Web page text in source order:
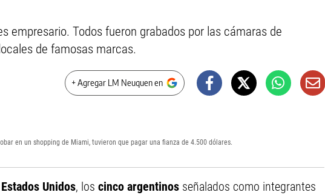
empresario. Todos fueron grabados por las cámaras de
de famosas marcas.
+ Agregar LM Neuquen en
en un shopping de Miami, tuvieron que pagar una fianza de 4.500 dólares.
Unidos, los cinco argentinos señalados como integrantes